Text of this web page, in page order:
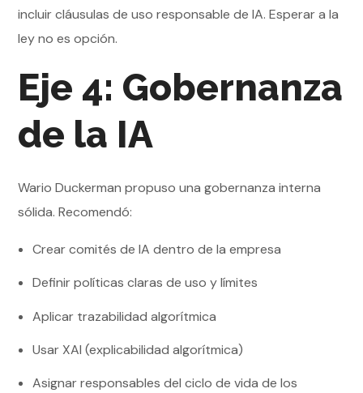
incluir cláusulas de uso responsable de IA. Esperar a la
ley no es opción.
Eje 4: Gobernanza
de la IA
Wario Duckerman propuso una gobernanza interna
sólida. Recomendó:
Crear comités de IA dentro de la empresa
Definir políticas claras de uso y límites
Aplicar trazabilidad algorítmica
Usar XAI (explicabilidad algorítmica)
Asignar responsables del ciclo de vida de los